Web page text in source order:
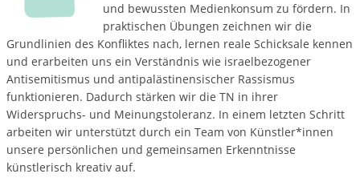
und bewussten Medienkonsum zu fördern. In
praktischen Übungen zeichnen wir die
Grundlinien des Konfliktes nach, lernen reale Schicksale kennen
und erarbeiten uns ein Verständnis wie israelbezogener
Antisemitismus und antipalästinensischer Rassismus
funktionieren. Dadurch stärken wir die TN in ihrer
Widerspruchs- und Meinungstoleranz. In einem letzten Schritt
arbeiten wir unterstützt durch ein Team von Künstler*innen
unsere persönlichen und gemeinsamen Erkenntnisse
künstlerisch kreativ auf.